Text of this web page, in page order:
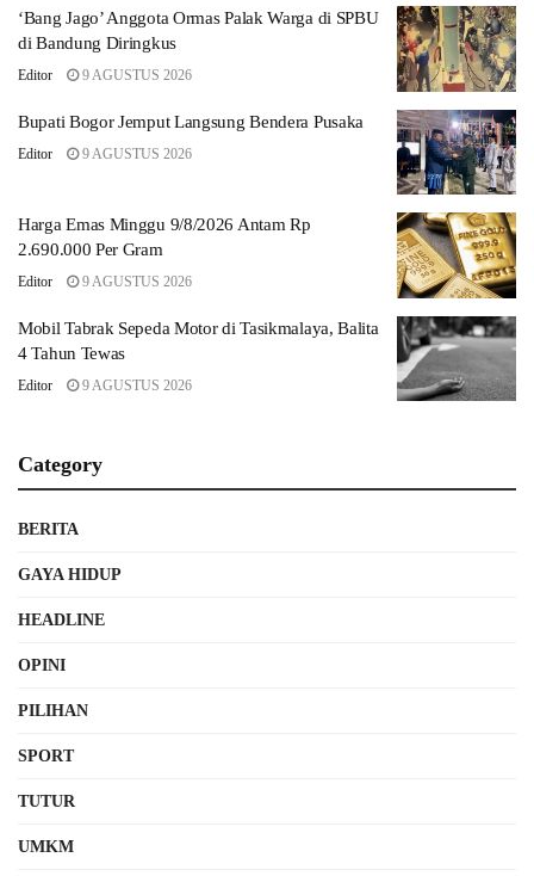
‘Bang Jago’ Anggota Ormas Palak Warga di SPBU
di Bandung Diringkus
Editor 9 AGUSTUS 2026
Bupati Bogor Jemput Langsung Bendera Pusaka
Editor 9 AGUSTUS 2026
Harga Emas Minggu 9/8/2026 Antam Rp
2.690.000 Per Gram
Editor 9 AGUSTUS 2026
Mobil Tabrak Sepeda Motor di Tasikmalaya, Balita
4 Tahun Tewas
Editor 9 AGUSTUS 2026
Category
BERITA
GAYA HIDUP
HEADLINE
OPINI
PILIHAN
SPORT
TUTUR
UMKM